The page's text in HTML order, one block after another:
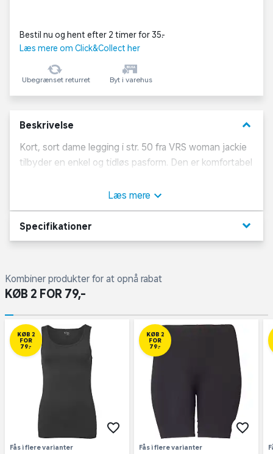
Bestil nu og hent efter 2 timer for 35,-
Læs mere om Click&Collect her
Ubegrænset returret Byt i varehus
Beskrivelse keyboard_arrow_down
Kort, sort dame legging i str. 50 fra VRS woman jackie
tilbyder en enkel og tidløs pasform. Den er komfortabel
stramme, hvilket gør den velegnet til både afslapning
og aktive dage. Brug den korte legging under kjoler,
tunikaer eller kombiner med en lang bluse til
hverdagsbrug.
Læs mere
Specifikationer keyboard_arrow_down
Kombiner produkter for at opnå rabat
KØB 2 FOR 79,-
KØB 2
FOR
79,-
Fås i flere varianter
KØB 2
FOR
79,-
Fås i flere varianter